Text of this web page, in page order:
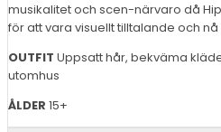
musikalitet och scen-närvaro då
för att vara visuellt tilltalande och nå
OUTFIT Uppsatt hår, bekväma
utomhus
ÅLDER 15+